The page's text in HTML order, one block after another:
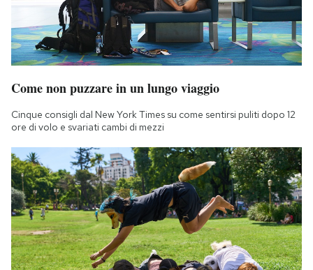
Come non puzzare in un lungo viaggio
Cinque consigli dal New York Times su come sentirsi puliti dopo 12
ore di volo e svariati cambi di mezzi